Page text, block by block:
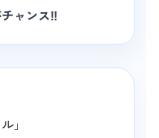
ャンス‼️
」